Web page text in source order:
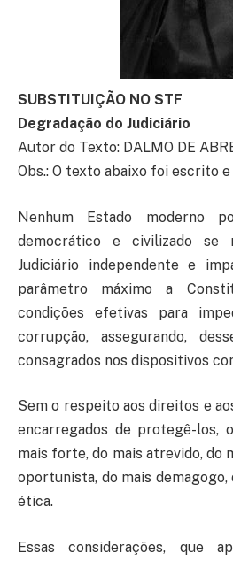
SUBSTITUIÇÃO NO STF
Degradação do Judiciário
Autor do Texto: DALMO DE
Obs.: O texto abaixo foi escrito
Nenhum Estado moderno
democrático e civilizado se
Judiciário independente e
parâmetro máximo a
condições efetivas para
corrupção, assegurando,
consagrados nos dispositivos
Sem o respeito aos direitos e
encarregados de protegê-los,
mais forte, do mais atrevido, do
oportunista, do mais demagogo,
ética.
Essas considerações, que